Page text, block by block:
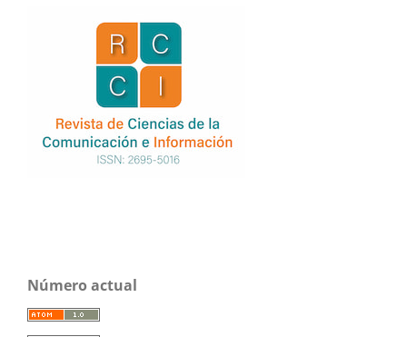
Número actual